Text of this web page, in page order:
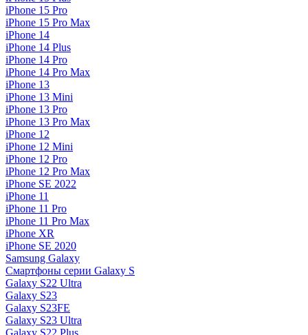
iPhone 15 Pro
iPhone 15 Pro Max
iPhone 14
iPhone 14 Plus
iPhone 14 Pro
iPhone 14 Pro Max
iPhone 13
iPhone 13 Mini
iPhone 13 Pro
iPhone 13 Pro Max
iPhone 12
iPhone 12 Mini
iPhone 12 Pro
iPhone 12 Pro Max
iPhone SE 2022
iPhone 11
iPhone 11 Pro
iPhone 11 Pro Max
iPhone XR
iPhone SE 2020
Samsung Galaxy
Смартфоны серии Galaxy S
Galaxy S22 Ultra
Galaxy S23
Galaxy S23FE
Galaxy S23 Ultra
Galaxy S22 Plus